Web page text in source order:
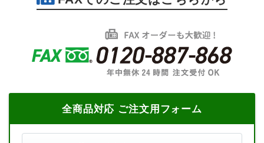
全商品対応 ご注文用フォーム